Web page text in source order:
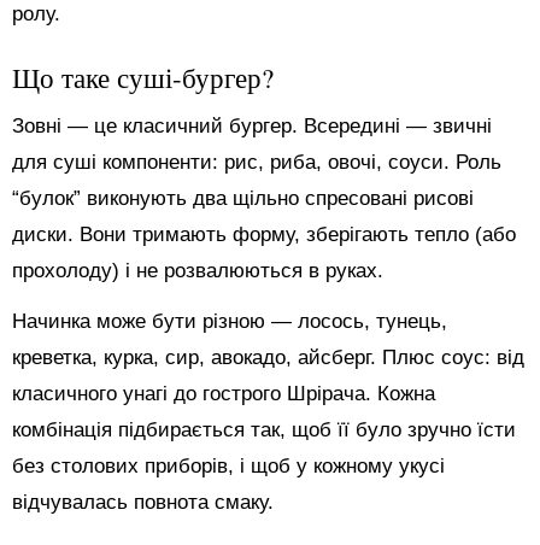
ролу.
Що таке суші-бургер?
Зовні — це класичний бургер. Всередині — звичні
для суші компоненти: рис, риба, овочі, соуси. Роль
“булок” виконують два щільно спресовані рисові
диски. Вони тримають форму, зберігають тепло (або
прохолоду) і не розвалюються в руках.
Начинка може бути різною — лосось, тунець,
креветка, курка, сир, авокадо, айсберг. Плюс соус: від
класичного унагі до гострого Шрірача. Кожна
комбінація підбирається так, щоб її було зручно їсти
без столових приборів, і щоб у кожному укусі
відчувалась повнота смаку.